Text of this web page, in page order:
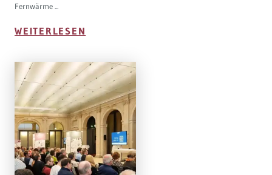
Fernwärme ...
WEITERLESEN